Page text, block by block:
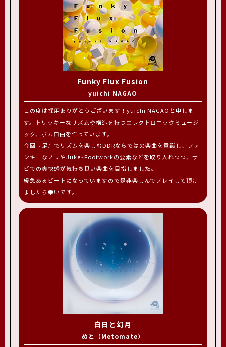
Funky Flux Fusion
yuichi NAGAO
この度は採用ありがとうございます！yuichi NAGAOと申しま
す。トリッキーなリズムや構造を持つエレクトロニックミュージ
ック、ボカロ曲を作っています。
今回『足』でリズムを楽しむDDRならではの楽曲を意識し、ファ
ンキーなノリやJuke~Footworkの要素などを取り入れつつ、サ
ビでの爽快感が気持ち良い楽曲を目指しました。
緩急あるビートになっていますので是非楽しんでプレイして頂け
ましたら幸いです。
白日と幻月
めと（Metomate）